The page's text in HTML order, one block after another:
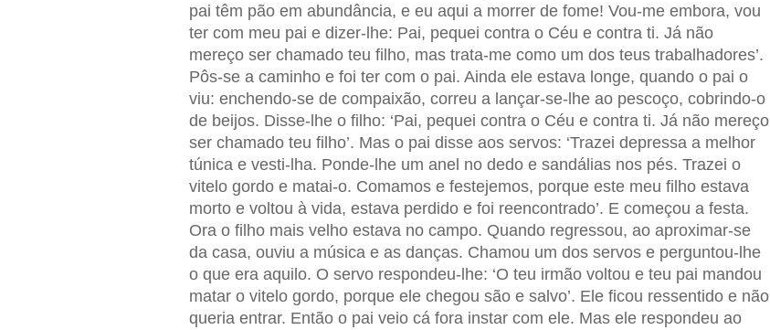
pai têm pão em abundância, e eu aqui a morrer de fome! Vou-me embora, vou
ter com meu pai e dizer-lhe: Pai, pequei contra o Céu e contra ti. Já não
mereço ser chamado teu filho, mas trata-me como um dos teus trabalhadores’.
Pôs-se a caminho e foi ter com o pai. Ainda ele estava longe, quando o pai o
viu: enchendo-se de compaixão, correu a lançar-se-lhe ao pescoço, cobrindo-o
de beijos. Disse-lhe o filho: ‘Pai, pequei contra o Céu e contra ti. Já não mereço
ser chamado teu filho’. Mas o pai disse aos servos: ‘Trazei depressa a melhor
túnica e vesti-lha. Ponde-lhe um anel no dedo e sandálias nos pés. Trazei o
vitelo gordo e matai-o. Comamos e festejemos, porque este meu filho estava
morto e voltou à vida, estava perdido e foi reencontrado’. E começou a festa.
Ora o filho mais velho estava no campo. Quando regressou, ao aproximar-se
da casa, ouviu a música e as danças. Chamou um dos servos e perguntou-lhe
o que era aquilo. O servo respondeu-lhe: ‘O teu irmão voltou e teu pai mandou
matar o vitelo gordo, porque ele chegou são e salvo’. Ele ficou ressentido e não
queria entrar. Então o pai veio cá fora instar com ele. Mas ele respondeu ao